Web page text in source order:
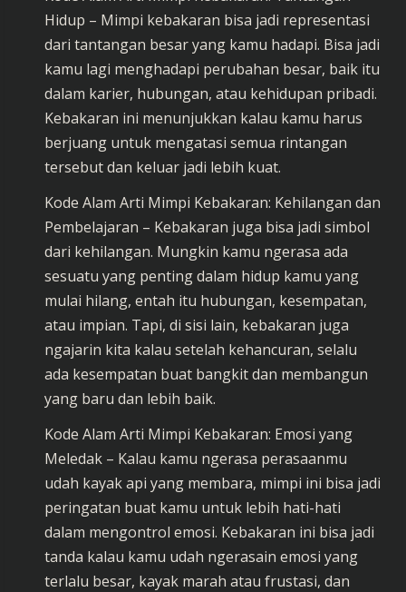
Hidup – Mimpi kebakaran bisa jadi representasi
dari tantangan besar yang kamu hadapi. Bisa jadi
kamu lagi menghadapi perubahan besar, baik itu
dalam karier, hubungan, atau kehidupan pribadi.
Kebakaran ini menunjukkan kalau kamu harus
berjuang untuk mengatasi semua rintangan
tersebut dan keluar jadi lebih kuat.
Kode Alam Arti Mimpi Kebakaran: Kehilangan dan
Pembelajaran – Kebakaran juga bisa jadi simbol
dari kehilangan. Mungkin kamu ngerasa ada
sesuatu yang penting dalam hidup kamu yang
mulai hilang, entah itu hubungan, kesempatan,
atau impian. Tapi, di sisi lain, kebakaran juga
ngajarin kita kalau setelah kehancuran, selalu
ada kesempatan buat bangkit dan membangun
yang baru dan lebih baik.
Kode Alam Arti Mimpi Kebakaran: Emosi yang
Meledak – Kalau kamu ngerasa perasaanmu
udah kayak api yang membara, mimpi ini bisa jadi
peringatan buat kamu untuk lebih hati-hati
dalam mengontrol emosi. Kebakaran ini bisa jadi
tanda kalau kamu udah ngerasain emosi yang
terlalu besar, kayak marah atau frustasi, dan